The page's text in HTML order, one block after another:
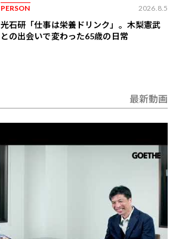
PERSON 2026.8.5
光石研「仕事は栄養ドリンク」。木梨憲武
との出会いで変わった65歳の日常
最新動画